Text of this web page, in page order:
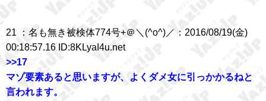
21 ：名も無き被検体774号+＠＼(^o^)／：2016/08/19(金)
00:18:57.16 ID:8KLyaI4u.net
>>17
マゾ要素あると思いますが、よくダメ女に引っかかるねと
言われます。